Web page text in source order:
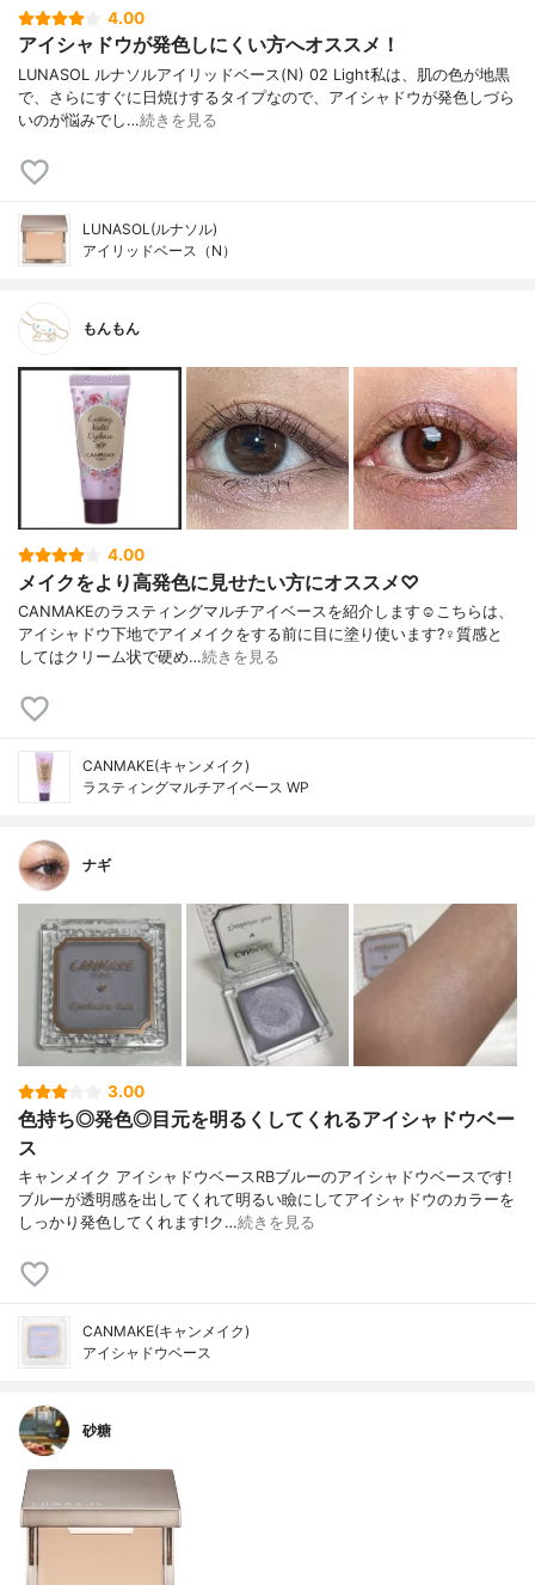
4.00
アイシャドウが発色しにくい方へオススメ！
LUNASOL ルナソルアイリッドベース(N) 02 Light私は、肌の色が地黒
で、さらにすぐに日焼けするタイプなので、アイシャドウが発色しづら
いのが悩みでし…続きを見る
LUNASOL(ルナソル)
アイリッドベース（N）
もんもん
4.00
メイクをより高発色に見せたい方にオススメ♡
CANMAKEのラスティングマルチアイベースを紹介します☺️こちらは、
アイシャドウ下地でアイメイクをする前に目に塗り使います?‍♀️質感と
してはクリーム状で硬め…続きを見る
CANMAKE(キャンメイク)
ラスティングマルチアイベース WP
ナギ
3.00
色持ち◎発色◎目元を明るくしてくれるアイシャドウベー
ス
キャンメイク アイシャドウベースRBブルーのアイシャドウベースです!
ブルーが透明感を出してくれて明るい瞼にしてアイシャドウのカラーを
しっかり発色してくれます!ク…続きを見る
CANMAKE(キャンメイク)
アイシャドウベース
砂糖